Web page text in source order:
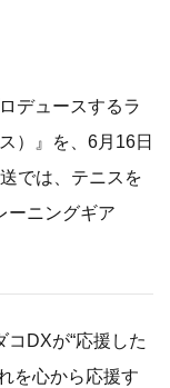
デュースするラ
）』を、6月16日
では、テニスを
ーニングギア
DXが“応援した
を心から応援す